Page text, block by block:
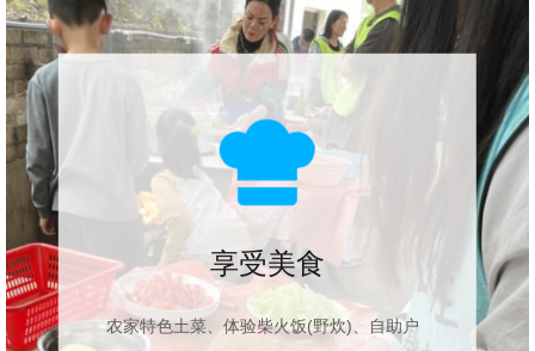
享受美食
农家特色土菜、体验柴火饭(野炊)、自助户